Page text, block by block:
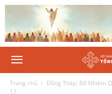
Trang chủ
Đồng Tháp: Bổ Nhiệm
17